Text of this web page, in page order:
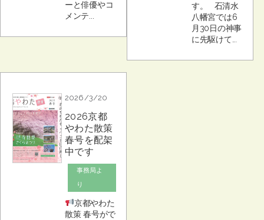
ーと俳優やコ
メンテ...
す。 石清水
八幡宮では6
月30日の神事
に先駆けて...
2026/3/20
2026京都
やわた散策
春号を配架
中です
事務局よ
り
京都やわた
散策 春号がで